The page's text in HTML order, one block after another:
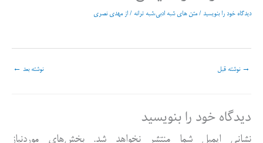
دیدگاه‌ خود را بنویسید /متن های شبه ادبی،شبه ترانه / از مهدی نصری
→ نوشته قبل نوشته بعد ←
دیدگاه‌ خود را بنویسید
نشانی ایمیل شما منتشر نخواهد شد.
بخش‌های موردنیاز